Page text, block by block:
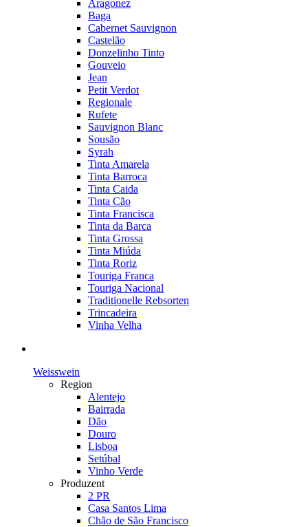
Aragonez
Baga
Cabernet Sauvignon
Castelão
Donzelinho Tinto
Gouveio
Jean
Petit Verdot
Regionale
Rufete
Sauvignon Blanc
Sousão
Syrah
Tinta Amarela
Tinta Barroca
Tinta Caida
Tinta Cão
Tinta Francisca
Tinta da Barca
Tinta Grossa
Tinta Miúda
Tinta Roriz
Touriga Franca
Touriga Nacional
Traditionelle Rebsorten
Trincadeira
Vinha Velha
Weisswein
Region
Alentejo
Bairrada
Dão
Douro
Lisboa
Setúbal
Vinho Verde
Produzent
2 PR
Casa Santos Lima
Chão de São Francisco